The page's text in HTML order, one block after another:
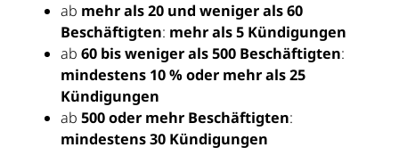
ab mehr als 20 und weniger als 60
Beschäftigten: mehr als 5 Kündigungen
ab 60 bis weniger als 500 Beschäftigten:
mindestens 10 % oder mehr als 25
Kündigungen
ab 500 oder mehr Beschäftigten:
mindestens 30 Kündigungen